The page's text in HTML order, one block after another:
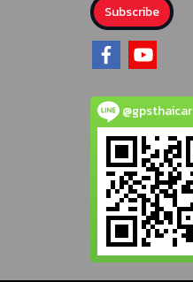
Subscribe
@gpsthaicar